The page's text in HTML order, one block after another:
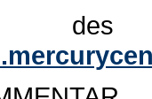
des